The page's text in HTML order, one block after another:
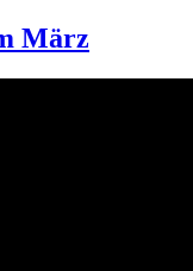
März